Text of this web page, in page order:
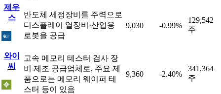
제우
스
반도체 세정장비를 주력으로
디스플레이 열장비·산업용
로봇을 공급
9,030 -0.99%
129,542
주
와이
씨
고속 메모리 테스터 검사 장
비 제조 공급업체로, 주요 제
품으로는 메모리 웨이퍼 테
스터 등이 있음
9,360 -2.40%
341,364
주